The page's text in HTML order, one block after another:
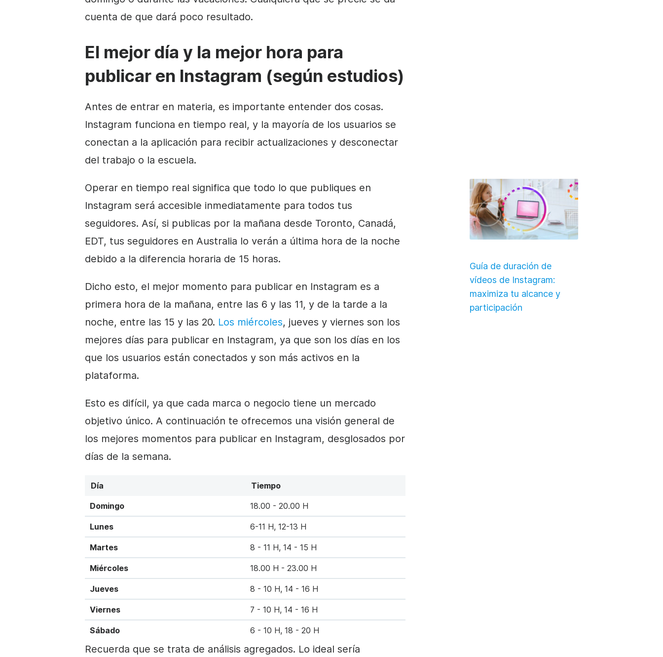
cuenta de que dará poco resultado.
El mejor día y la mejor hora para
publicar en Instagram (según estudios)
Antes de entrar en materia, es importante entender dos cosas.
Instagram funciona en tiempo real, y la mayoría de los usuarios se
conectan a la aplicación para recibir actualizaciones y desconectar
del trabajo o la escuela.
Guía de duración de
vídeos de Instagram:
maximiza tu alcance y
participación
Operar en tiempo real significa que todo lo que publiques en
Instagram será accesible inmediatamente para todos tus
seguidores. Así, si publicas por la mañana desde Toronto, Canadá,
EDT, tus seguidores en Australia lo verán a última hora de la noche
debido a la diferencia horaria de 15 horas.
Dicho esto, el mejor momento para publicar en Instagram es a
primera hora de la mañana, entre las 6 y las 11, y de la tarde a la
noche, entre las 15 y las 20. Los miércoles, jueves y viernes son los
mejores días para publicar en Instagram, ya que son los días en los
que los usuarios están conectados y son más activos en la
plataforma.
Esto es difícil, ya que cada marca o negocio tiene un mercado
objetivo único. A continuación te ofrecemos una visión general de
los mejores momentos para publicar en Instagram, desglosados por
días de la semana.
Día Tiempo
Domingo 18.00 - 20.00 H
Lunes 6-11 H, 12-13 H
Martes 8 - 11 H, 14 - 15 H
Miércoles 18.00 H - 23.00 H
Jueves 8 - 10 H, 14 - 16 H
Viernes 7 - 10 H, 14 - 16 H
Sábado 6 - 10 H, 18 - 20 H
Recuerda que se trata de análisis agregados. Lo ideal sería